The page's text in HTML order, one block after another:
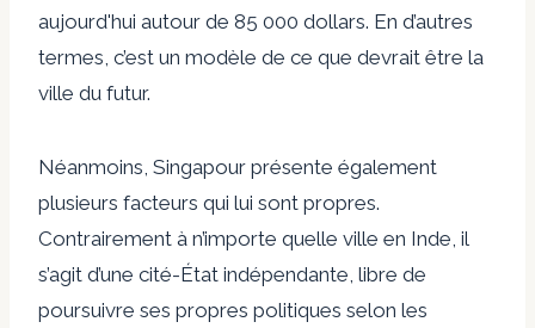
aujourd'hui autour de 85 000 dollars. En d’autres
termes, c’est un modèle de ce que devrait être la
ville du futur.
Néanmoins, Singapour présente également
plusieurs facteurs qui lui sont propres.
Contrairement à n’importe quelle ville en Inde, il
s’agit d’une cité-État indépendante, libre de
poursuivre ses propres politiques selon les